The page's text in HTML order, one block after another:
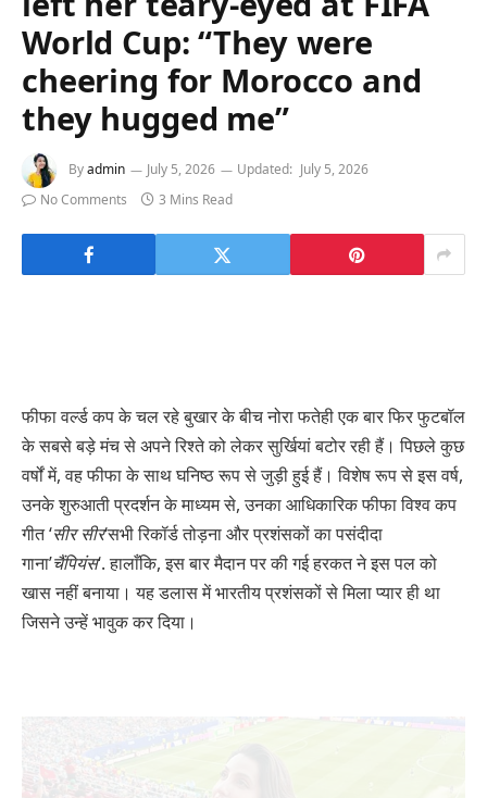
World Cup: “They were
cheering for Morocco and
they hugged me”
Byadmin July 5, 2026 Updated: July 5, 2026
No Comments
3 Mins Read
फीफा वर्ल्ड कप के चल रहे बुखार के बीच नोरा फतेही एक बार फिर फुटबॉल
के सबसे बड़े मंच से अपने रिश्ते को लेकर सुर्खियां बटोर रही हैं। पिछले कुछ
वर्षों में, वह फीफा के साथ घनिष्ठ रूप से जुड़ी हुई हैं। विशेष रूप से इस वर्ष,
उनके शुरुआती प्रदर्शन के माध्यम से, उनका आधिकारिक फीफा विश्व कप
गीत ‘सीर सीर‘सभी रिकॉर्ड तोड़ना और प्रशंसकों का पसंदीदा
गाना’चैंपियंस‘. हालाँकि, इस बार मैदान पर की गई हरकत ने इस पल को
खास नहीं बनाया। यह डलास में भारतीय प्रशंसकों से मिला प्यार ही था
जिसने उन्हें भावुक कर दिया।